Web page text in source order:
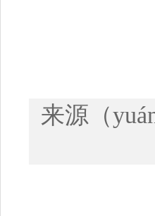
来源（